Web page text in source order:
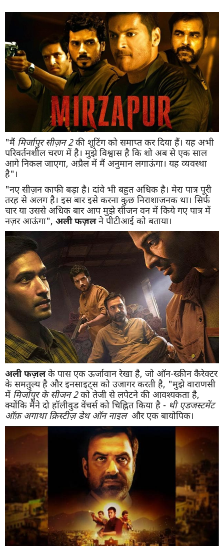
"मैं मिर्जापुर सीज़न 2की शूटिंग को समाप्त कर दिया हैं। यह अभी
परिवर्तनशील चरण में है। मुझे विश्वास है कि शो अब से एक साल
आगे निकल जाएगा, अप्रैल में मैं अनुमान लगाऊंगा। यह व्यवस्था
है"।
"नए सीज़न काफी बड़ा है। दांवे भी बहुत अधिक है। मेरा पात्र पूरी
तरह से अलग है। इस बार इसे करना कुछ निराशाजनक था। सिर्फ
चार या उससे अधिक बार आप मुझे सीजन वन में किये गए पात्र में
नज़र आऊंगा", अली फज़लने पीटीआई को बताया।
अली फज़लके पास एक ऊर्जावान रेखा है, जो ऑन-स्क्रीन कैरेक्टर
के समतुल्य है और इनसाइट्स को उजागर करती है, "मुझे वाराणसी
में मिर्जापुर के सीजन 2को तेजी से लपेटने की आवश्यकता है,
क्योंकि मैंने दो हॉलीवुड वेंचर्स को चिह्नित किया है - थी एडजस्टमेंट
ऑफ़ अगाथा क्रिस्टीज़ डेथ ऑन नाइलऔर एक बायोपिक।